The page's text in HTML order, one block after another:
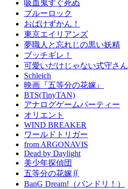
吸血鬼すぐ死ぬ
ブルーロック
おばけずかん！
東京エイリアンズ
夢職人と忘れじの黒い妖精
ブッチギレ！
可愛いだけじゃない式守さん
Schleich
映画『五等分の花嫁』
BTS(TinyTAN)
アナログゲームパーティー
オリエント
WIND BREAKER
ワールドトリガー
from ARGONAVIS
Dead by Daylight
美少年探偵団
五等分の花嫁∬
BanG Dream!（バンドリ！）